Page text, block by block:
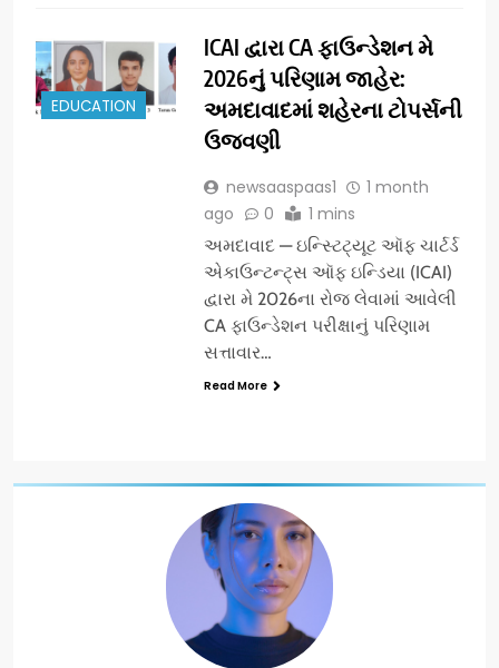
EDUCATION
ICAI દ્વારા CA ફાઉન્ડેશન મે
2026નું પરિણામ જાહેર:
અમદાવાદમાં શહેરના ટોપર્સની
ઉજવણી
newsaaspaas1
1 month
ago
0 1 mins
અમદાવાદ — ઇન્સ્ટિટ્યૂટ ઑફ ચાર્ટર્ડ
એકાઉન્ટન્ટ્સ ઑફ ઇન્ડિયા (ICAI)
દ્વારા મે 2026ના રોજ લેવામાં આવેલી
CA ફાઉન્ડેશન પરીક્ષાનું પરિણામ
સત્તાવાર…
Read More